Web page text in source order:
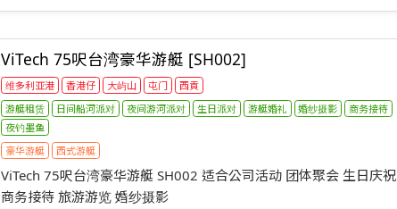
ViTech 75呎台湾豪华游艇 [SH002]
维多利亚港 香港仔 大屿山 屯门
西貢
游艇租赁
日间船河派对 夜间游河派对 生日派对 游艇婚礼 婚纱摄影
商务接待
夜钓墨鱼
豪华游艇
西式游艇
ViTech 75呎台湾豪华游艇 SH002 适合公司活动 团体聚会 生日庆祝
商务接待 旅游游览 婚纱摄影